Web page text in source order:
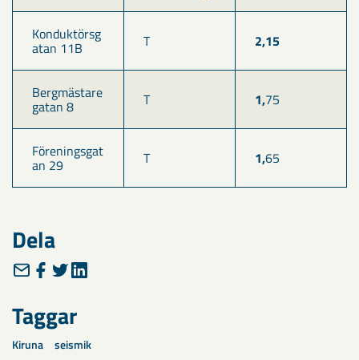
Konduktörsg
atan 11B T 2,15
Bergmästare
gatan 8 T 1,75
Föreningsgat
an 29 T 1,65
Dela
Taggar
Kiruna seismik